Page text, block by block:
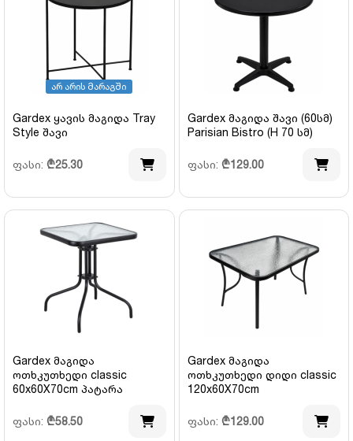
არ არის მარაგში
Gardex ყავის მაგიდა Tray
Style შავი
ფასი: ₾25.30
Gardex მაგიდა შავი (60სმ)
Parisian Bistro (H 70 სმ)
ფასი: ₾129.00
Gardex მაგიდა
ოთხკუთხედი classic
60x60X70cm პატარა
ფასი: ₾58.50
Gardex მაგიდა
ოთხკუთხედი დიდი classic
120x60X70cm
ფასი: ₾129.00